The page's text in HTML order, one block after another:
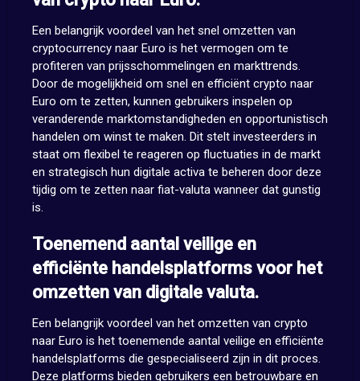
Een belangrijk voordeel van het snel omzetten van
cryptocurrency naar Euro is het vermogen om te
profiteren van prijsschommelingen en markttrends.
Door de mogelijkheid om snel en efficiënt crypto naar
Euro om te zetten, kunnen gebruikers inspelen op
veranderende marktomstandigheden en opportunistisch
handelen om winst te maken. Dit stelt investeerders in
staat om flexibel te reageren op fluctuaties in de markt
en strategisch hun digitale activa te beheren door deze
tijdig om te zetten naar fiat-valuta wanneer dat gunstig
is.
Toenemend aantal veilige en
efficiënte handelsplatforms voor het
omzetten van digitale valuta.
Een belangrijk voordeel van het omzetten van crypto
naar Euro is het toenemende aantal veilige en efficiënte
handelsplatforms die gespecialiseerd zijn in dit proces.
Deze platforms bieden gebruikers een betrouwbare en